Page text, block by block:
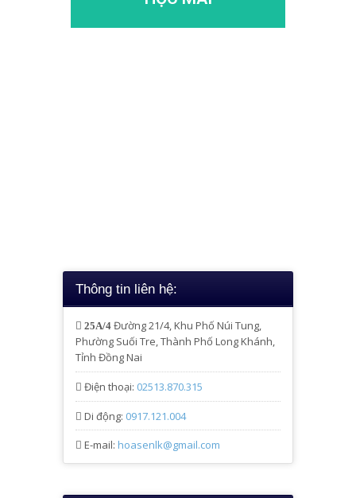
Thông tin liên hệ:
25A/4 Đường 21/4, Khu Phố Núi Tung,
Phường Suối Tre, Thành Phố Long Khánh,
Tỉnh Đồng Nai
Điện thoại: 02513.870.315
Di động: 0917.121.004
E-mail: hoasenlk@gmail.com